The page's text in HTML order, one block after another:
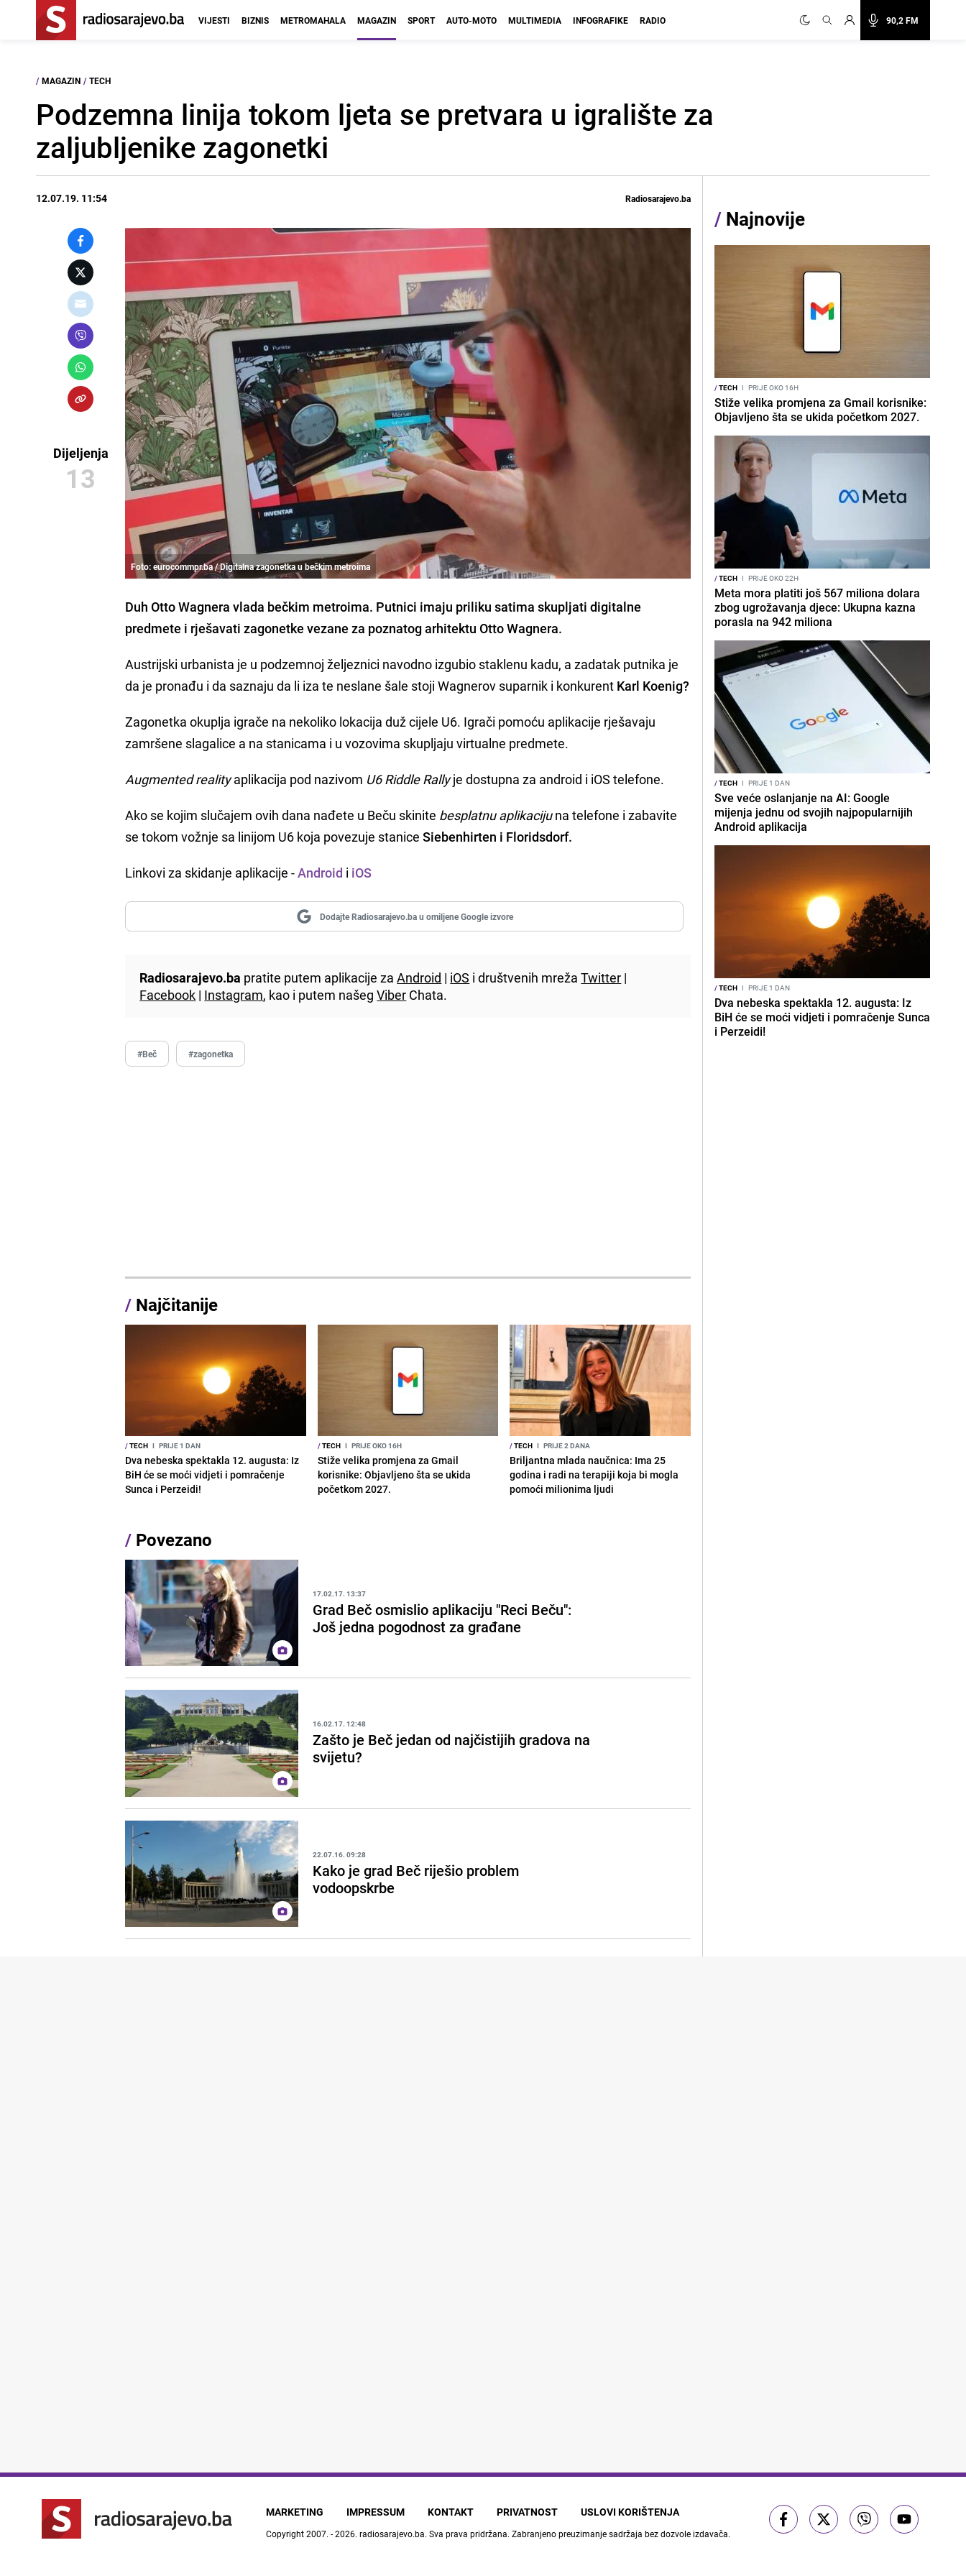
90,2 FM
VIJESTI BIZNIS METROMAHALA MAGAZIN SPORT AUTO-MOTO MULTIMEDIA INFOGRAFIKE RADIO
/ MAGAZIN / TECH
Podzemna linija tokom ljeta se pretvara u igralište za
zaljubljenike zagonetki
12.07.19. 11:54 Radiosarajevo.ba
Dijeljenja
13
Foto: eurocommpr.ba / Digitalna zagonetka u bečkim metroima
DuhOtto Wagnera vlada bečkim metroima. Putnici imaju priliku satima skupljati digitalne
predmete i rješavati zagonetke vezane za poznatog arhitektu Otto Wagnera.
Austrijski urbanista je u podzemnoj željeznici navodno izgubio staklenu kadu, a zadatak putnika je
da je pronađu i da saznaju da li iza te neslane šale stoji Wagnerov suparnik i konkurent Karl Koenig?
Zagonetka okuplja igrače na nekoliko lokacija duž cijele U6. Igrači pomoću aplikacije rješavaju
zamršene slagalice a na stanicama i u vozovima skupljaju virtualne predmete.
Augmented realityaplikacija pod nazivom U6 Riddle Rallyje dostupna za android i iOS telefone.
Ako se kojim slučajem ovih dana nađete u Beču skinite besplatnu aplikacijuna telefone i zabavite
se tokom vožnje sa linijom U6 koja povezuje staniceSiebenhirten i Floridsdorf.
Linkovi za skidanje aplikacije -Android i iOS
Dodajte Radiosarajevo.ba u omiljene Google izvore
Radiosarajevo.ba pratite putem aplikacije zaAndroid | iOS i društvenih mrežaTwitter |
Facebook | Instagram, kao i putem našegViber Chata.
#Beč #zagonetka
/ Najčitanije
/TECH I PRIJE 1 DAN
Dva nebeska spektakla 12. augusta: Iz
BiH će se moći vidjeti i pomračenje
Sunca i Perzeidi!
/TECH I PRIJE OKO 16H
Stiže velika promjena za Gmail
korisnike: Objavljeno šta se ukida
početkom 2027.
/TECH I PRIJE 2 DANA
Briljantna mlada naučnica: Ima 25
godina i radi na terapiji koja bi mogla
pomoći milionima ljudi
/ Povezano
17.02.17. 13:37
Grad Beč osmislio aplikaciju "Reci Beču":
Još jedna pogodnost za građane
16.02.17. 12:48
Zašto je Beč jedan od najčistijih gradova na
svijetu?
22.07.16. 09:28
Kako je grad Beč riješio problem
vodoopskrbe
/ Najnovije
/TECH I PRIJE OKO 16H
Stiže velika promjena za Gmail korisnike:
Objavljeno šta se ukida početkom 2027.
/TECH I PRIJE OKO 22H
Meta mora platiti još 567 miliona dolara
zbog ugrožavanja djece: Ukupna kazna
porasla na 942 miliona
/TECH I PRIJE 1 DAN
Sve veće oslanjanje na AI: Google
mijenja jednu od svojih najpopularnijih
Android aplikacija
/TECH I PRIJE 1 DAN
Dva nebeska spektakla 12. augusta: Iz
BiH će se moći vidjeti i pomračenje Sunca
i Perzeidi!
MARKETING IMPRESSUM KONTAKT PRIVATNOST USLOVI KORIŠTENJA
Copyright 2007. - 2026. radiosarajevo.ba. Sva prava pridržana. Zabranjeno preuzimanje sadržaja bez dozvole izdavača.